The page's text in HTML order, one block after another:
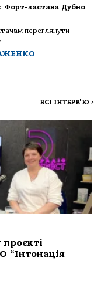
Форт-застава Дубно
переглянути
ВСІ ІНТЕРВ'Ю >
“Інтонація